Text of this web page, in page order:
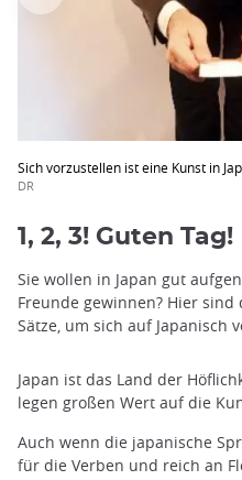
Sich vorzustellen ist eine Kunst in
DR
1, 2, 3! Guten Tag!
Sie wollen in Japan gut
Freunde gewinnen? Hier
Sätze, um sich auf Japanisch
Japan ist das Land der
legen großen Wert auf die
Auch wenn die japanische
für die Verben und reich an